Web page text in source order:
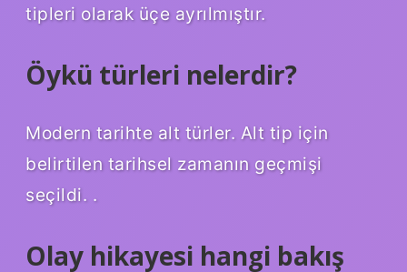
tipleri olarak üçe ayrılmıştır.
Öykü türleri nelerdir?
Modern tarihte alt türler. Alt tip için
belirtilen tarihsel zamanın geçmişi
seçildi. .
Olay hikayesi hangi bakış